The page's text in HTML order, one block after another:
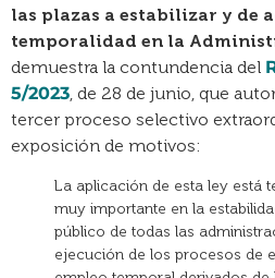
las plazas a estabilizar y de
temporalidad en la
demuestra la contundencia del
5/2023 , de 28 de junio, que
tercer proceso selectivo
exposición de motivos:
La aplicación de esta ley está
muy importante en la
público de todas las
ejecución de los procesos de